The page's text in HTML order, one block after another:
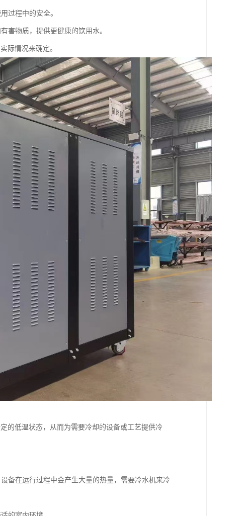
过程中的安全。
害物质，提供更健康的饮用水。
际情况来确定。
的低温状态，从而为需要冷却的设备或工艺提供冷
备在运行过程中会产生大量的热量，需要冷水机来冷